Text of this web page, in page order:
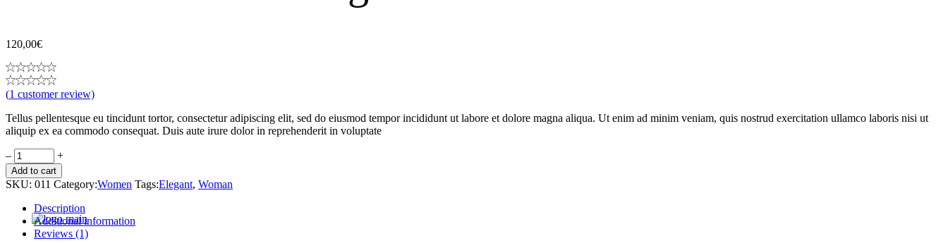
120,00€
(1 customer review)
Tellus pellentesque eu tincidunt tortor, consectetur adipiscing elit, sed do eiusmod tempor incididunt ut labore et dolore magna aliqua. Ut enim ad minim veniam, quis nostrud exercitation ullamco laboris nisi ut
aliquip ex ea commodo consequat. Duis aute irure dolor in reprehenderit in voluptate
Black
Embossed
Bag
quantity
Add to cart
SKU: 011 Category:Women Tags:Elegant, Woman
Description
Additional information
Reviews (1)